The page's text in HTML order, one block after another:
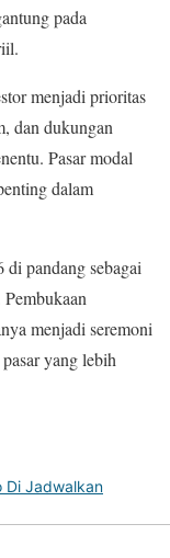
pada
menjadi prioritas
dan dukungan
Pasar modal
dalam
pandang sebagai
menjadi seremoni
yang lebih
Di Jadwalkan